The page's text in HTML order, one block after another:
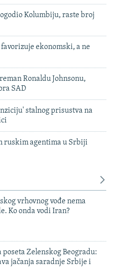
Kolumbiju, raste broj
ekonomski, a ne
Ronaldu Johnsonu,
SAD
stalnog prisustva na
ruskim agentima u Srbiji
vrhovnog vođe nema
Ko onda vodi Iran?
poseta Zelenskog Beogradu:
jačanja saradnje Srbije i